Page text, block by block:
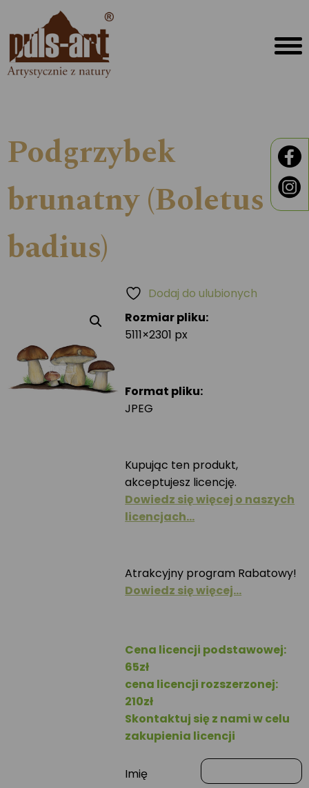
Podgrzybek
brunatny (Boletus
badius)
Rozmiar pliku:
5111×2301 px
Format pliku:
JPEG
Kupując ten produkt,
akceptujesz licencję.
Dowiedz się więcej o naszych
licencjach…
Atrakcyjny program Rabatowy!
Dowiedz się więcej…
Cena licencji podstawowej:
65zł
cena licencji rozszerzonej:
210zł
Skontaktuj się z nami w celu
zakupienia licencji
Imię
Dodaj do ulubionych